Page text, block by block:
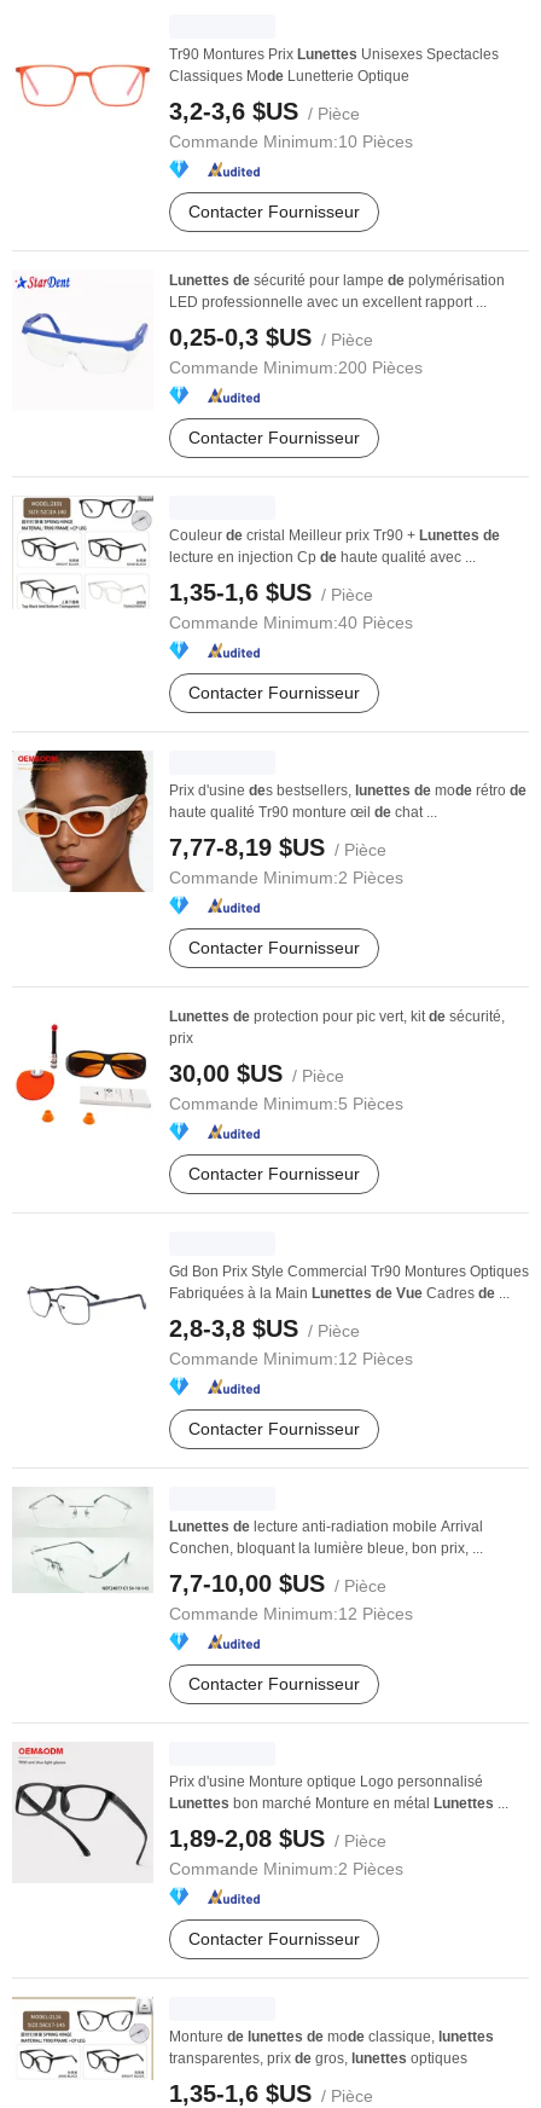
Tr90 Montures Prix Lunettes Unisexes Spectacles
Classiques Mode Lunetterie Optique
3,2-3,6 $US / Pièce
Commande Minimum:10 Pièces
Contacter Fournisseur
Lunettes de sécurité pour lampe de polymérisation
LED professionnelle avec un excellent rapport ...
0,25-0,3 $US / Pièce
Commande Minimum:200 Pièces
Contacter Fournisseur
Couleur de cristal Meilleur prix Tr90 + Lunettes de
lecture en injection Cp de haute qualité avec ...
1,35-1,6 $US / Pièce
Commande Minimum:40 Pièces
Contacter Fournisseur
Prix d'usine des bestsellers, lunettes de mode rétro de
haute qualité Tr90 monture œil de chat ...
7,77-8,19 $US / Pièce
Commande Minimum:2 Pièces
Contacter Fournisseur
Lunettes de protection pour pic vert, kitde sécurité,
prix
30,00 $US / Pièce
Commande Minimum:5 Pièces
Contacter Fournisseur
Gd Bon Prix Style Commercial Tr90 Montures Optiques
Fabriquées à la Main Lunettes de Vue Cadres de ...
2,8-3,8 $US / Pièce
Commande Minimum:12 Pièces
Contacter Fournisseur
Lunettes de lecture anti-radiation mobile Arrival
Conchen, bloquant la lumière bleue, bon prix, ...
7,7-10,00 $US / Pièce
Commande Minimum:12 Pièces
Contacter Fournisseur
Prix d'usine Monture optique Logo personnalisé
Lunettes bon marché Monture en métal Lunettes ...
1,89-2,08 $US / Pièce
Commande Minimum:2 Pièces
Contacter Fournisseur
Monture de lunettes de mode classique, lunettes
transparentes, prix de gros, lunettes optiques
1,35-1,6 $US / Pièce